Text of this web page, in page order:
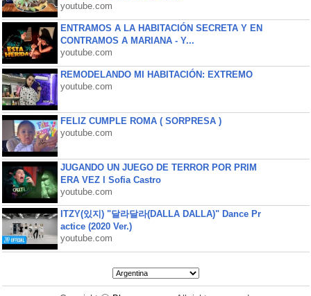
youtube.com
ENTRAMOS A LA HABITACIÓN SECRETA Y EN
CONTRAMOS A MARIANA - Y...
youtube.com
REMODELANDO MI HABITACIÓN: EXTREMO
youtube.com
FELIZ CUMPLE ROMA ( SORPRESA )
youtube.com
JUGANDO UN JUEGO DE TERROR POR PRIM
ERA VEZ l Sofia Castro
youtube.com
ITZY(있지) "달라달라(DALLA DALLA)" Dance Pr
actice (2020 Ver.)
youtube.com